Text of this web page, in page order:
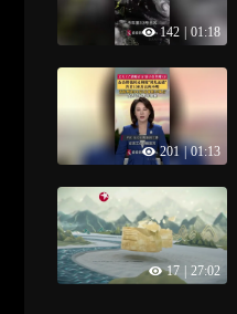
142 01:18
201 | 01:13
17 27:02